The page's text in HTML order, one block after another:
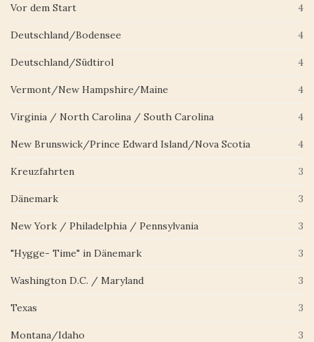
Vor dem Start 4
Deutschland/Bodensee 4
Deutschland/Südtirol 4
Vermont/New Hampshire/Maine 4
Virginia / North Carolina / South Carolina 4
New Brunswick/Prince Edward Island/Nova Scotia 4
Kreuzfahrten 3
Dänemark 3
New York / Philadelphia / Pennsylvania 3
"Hygge- Time" in Dänemark 3
Washington D.C. / Maryland 3
Texas 3
Montana/Idaho 3